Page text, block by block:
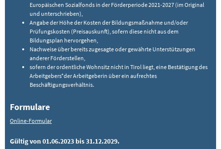
Europäischen Sozialfonds in der Förderperiode 2021-2027 (im Original
und unterschrieben),
Angabe der Höhe der Kosten der Bildungsmaßnahme und/oder
Prüfungskosten (Preisauskunft), sofern diese nicht aus dem
Bildungsplan hervorgehen,
Nachweise über bereits zugesagte oder gewährte Unterstützungen
anderer Förderstellen,
sofern der ordentliche Wohnsitz nicht in Tirol liegt, eine Bestätigung des
Arbeitgebers*der Arbeitgeberin über ein aufrechtes
Beschäftigungsverhältnis.
Formulare
Online-Formular
Gültig von 01.06.2023 bis 31.12.2029.